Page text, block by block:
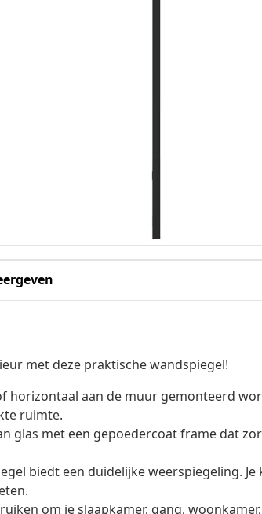
met deze praktische wandspiegel!
horizontaal aan de muur gemonteerd
ruimte.
glas met een gepoedercoat frame dat
biedt een duidelijke weerspiegeling. Je
om je slaapkamer, gang, woonkamer,